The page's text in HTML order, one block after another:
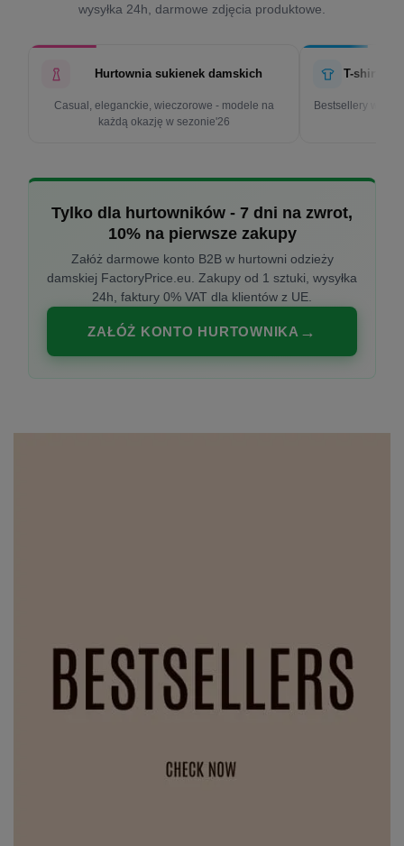
wysyłka 24h, darmowe zdjęcia produktowe.
Hurtownia sukienek damskich
Casual, eleganckie, wieczorowe - modele na
każdą okazję w sezonie'26
T-shirty
Bestsellery w
Tylko dla hurtowników - 7 dni na zwrot,
10% na pierwsze zakupy
Załóż darmowe konto B2B w hurtowni odzieży
damskiej FactoryPrice.eu. Zakupy od 1 sztuki, wysyłka
24h, faktury 0% VAT dla klientów z UE.
ZAŁÓŻ KONTO HURTOWNIKA